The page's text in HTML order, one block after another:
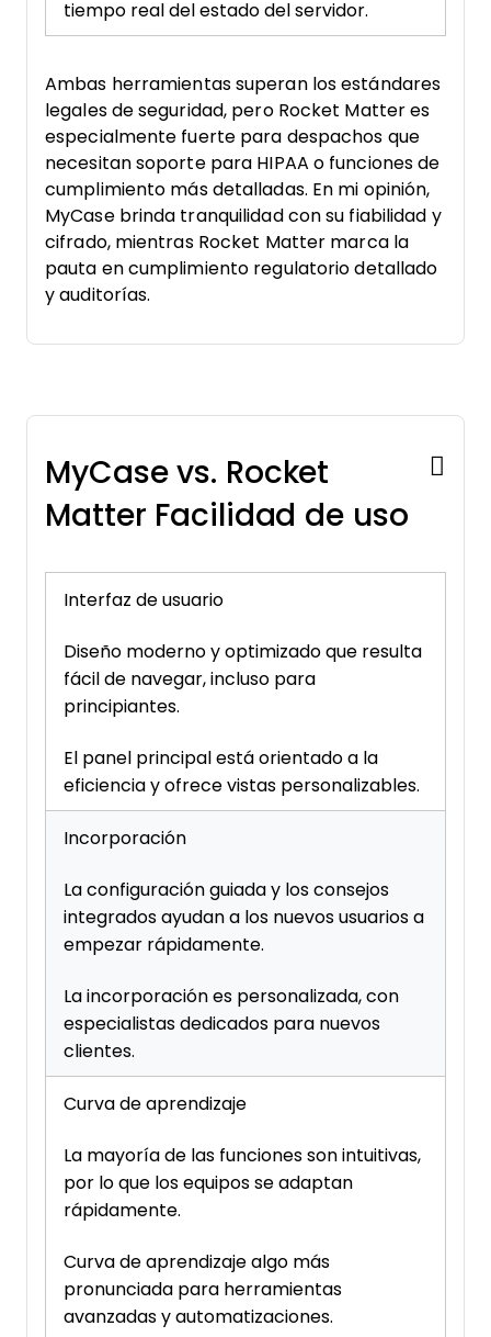
tiempo real del estado del servidor.
Ambas herramientas superan los estándares
legales de seguridad, pero Rocket Matter es
especialmente fuerte para despachos que
necesitan soporte para HIPAA o funciones de
cumplimiento más detalladas. En mi opinión,
MyCase brinda tranquilidad con su fiabilidad y
cifrado, mientras Rocket Matter marca la
pauta en cumplimiento regulatorio detallado
y auditorías.
MyCase vs. Rocket
Matter Facilidad de uso
Interfaz de usuario
Diseño moderno y optimizado que resulta
fácil de navegar, incluso para
principiantes.
El panel principal está orientado a la
eficiencia y ofrece vistas personalizables.
Incorporación
La configuración guiada y los consejos
integrados ayudan a los nuevos usuarios a
empezar rápidamente.
La incorporación es personalizada, con
especialistas dedicados para nuevos
clientes.
Curva de aprendizaje
La mayoría de las funciones son intuitivas,
por lo que los equipos se adaptan
rápidamente.
Curva de aprendizaje algo más
pronunciada para herramientas
avanzadas y automatizaciones.